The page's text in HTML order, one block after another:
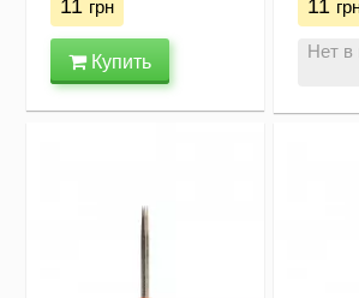
11 грн
Купить
11
Нет в